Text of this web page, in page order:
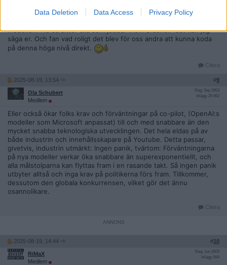
Data Deletion Data Access Privacy Policy
Alltså, jag kan behärska allt inom systemutveckling och appar,
modellen. Nu så sitter alla som jobbar inom brachen löst kan jag
säga er. Och fan vad roligt det blev för oss andra att kunna koda
på denna höga nivå direkt.
Citera
2025-08-19, 13:54 #9
Ola Schubert
Medlem
Reg: Sep 2003
Inlägg: 25 962
Eller också ökar folks krav och förväntningar på co-pilot, (OpenAI:s
modeller som Microsoft anpassat) till och med snabbare än den
mycket snabba teknologiska utvecklingen. Det hela eldas på av
både industrin och innehållsskapare på Youtube. Detta passar,
givetvis, industrin utmärkt: Ingen panik, tvärtom: Förväntningarna
på nya modeller verkar öka snabbare än superexponentiellt, och
alla målstolparna kan flyttas fram i en rasande takt. Så ingen panik
utbyter alltså och inga krav på politikerna förs fram. Tillkommer,
dessutom den globala konkurrensen, vilket gör det ännu
osannolikare.
Citera
2025-08-19, 14:44 #10
RiMaX
Medlem
Reg: Jun 2005
Inlägg: 944